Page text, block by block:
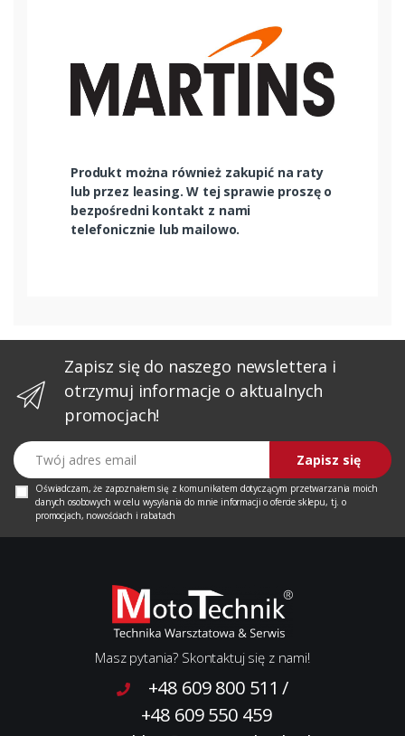
Produkt można również zakupić na raty
lub przez leasing. W tej sprawie proszę o
bezpośredni kontakt z nami
telefonicznie lub mailowo.
Zapisz się do naszego newslettera i
otrzymuj informacje o aktualnych
promocjach!
Twój adres email
Zapisz się
Oświadczam, że zapoznałem się z komunikatem dotyczącym przetwarzania moich
danych osobowych w celu wysyłania do mnie informacji o ofercie sklepu, tj. o
promocjach, nowościach i rabatach
Masz pytania? Skontaktuj się z nami!
+48 609 800 511 /
+48 609 550 459